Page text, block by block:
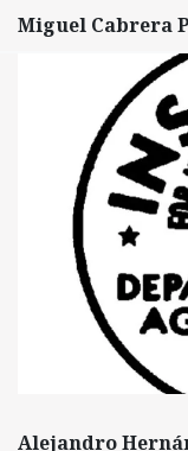
Miguel Cabrera
Alejandro